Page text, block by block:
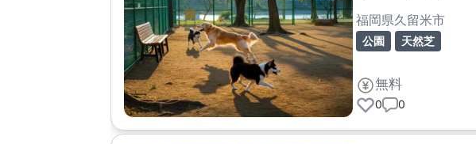
福岡県久留米市
公園 天然芝
無料
0 0